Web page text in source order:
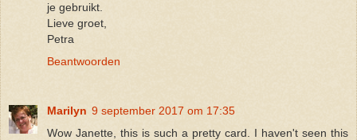
je gebruikt.
Lieve groet,
Petra
Beantwoorden
Marilyn 9 september 2017 om 17:35
Wow Janette, this is such a pretty card. I haven't seen this